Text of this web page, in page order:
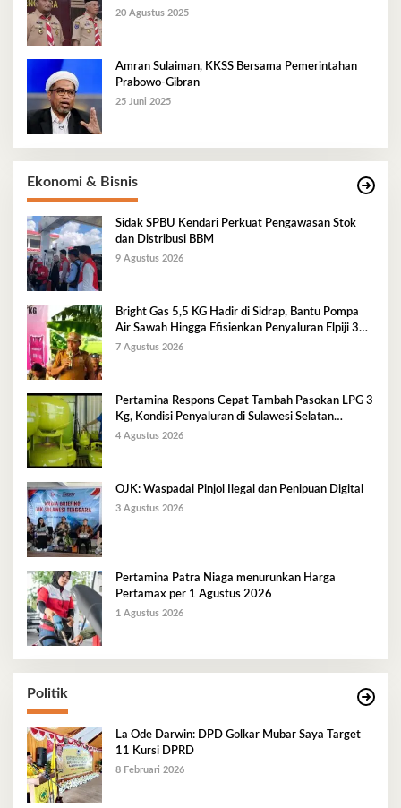
20 Agustus 2025
Amran Sulaiman, KKSS Bersama Pemerintahan
Prabowo-Gibran
25 Juni 2025
Ekonomi & Bisnis
Sidak SPBU Kendari Perkuat Pengawasan Stok
dan Distribusi BBM
9 Agustus 2026
Bright Gas 5,5 KG Hadir di Sidrap, Bantu Pompa
Air Sawah Hingga Efisienkan Penyaluran Elpiji 3
Kg
7 Agustus 2026
Pertamina Respons Cepat Tambah Pasokan LPG 3
Kg, Kondisi Penyaluran di Sulawesi Selatan
Berlangsung Kondusif
4 Agustus 2026
OJK: Waspadai Pinjol Ilegal dan Penipuan Digital
3 Agustus 2026
Pertamina Patra Niaga menurunkan Harga
Pertamax per 1 Agustus 2026
1 Agustus 2026
Politik
La Ode Darwin: DPD Golkar Mubar Saya Target
11 Kursi DPRD
8 Februari 2026